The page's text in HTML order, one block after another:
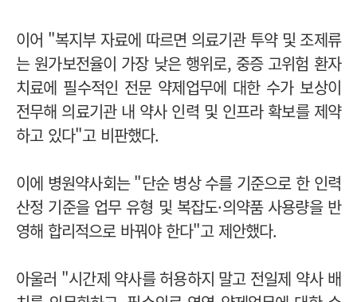
이어 "복지부 자료에 따르면 의료기관 투약 및 조제류
는 원가보전율이 가장 낮은 행위로, 중증 고위험 환자
치료에 필수적인 전문 약제업무에 대한 수가 보상이
전무해 의료기관 내 약사 인력 및 인프라 확보를 제약
하고 있다"고 비판했다.
이에 병원약사회는 "단순 병상 수를 기준으로 한 인력
산정 기준을 업무 유형 및 복잡도·의약품 사용량을 반
영해 합리적으로 바꿔야 한다"고 제안했다.
아울러 "시간제 약사를 허용하지 말고 전일제 약사 배